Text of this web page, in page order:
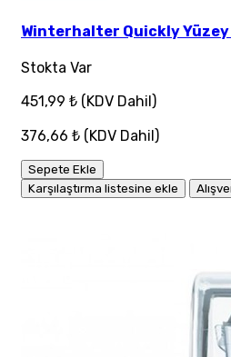
Winterhalter Quickly
Stokta Var
451,99 ₺ (KDV Dahil)
376,66 ₺ (KDV Dahil)
Sepete Ekle
Karşılaştırma listesine ekle